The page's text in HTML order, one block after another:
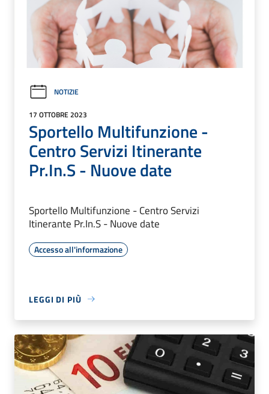
NOTIZIE
17 OTTOBRE 2023
Sportello Multifunzione -
Centro Servizi Itinerante
Pr.In.S - Nuove date
Sportello Multifunzione - Centro Servizi
Itinerante Pr.In.S - Nuove date
Accesso all'informazione
LEGGI DI PIÙ